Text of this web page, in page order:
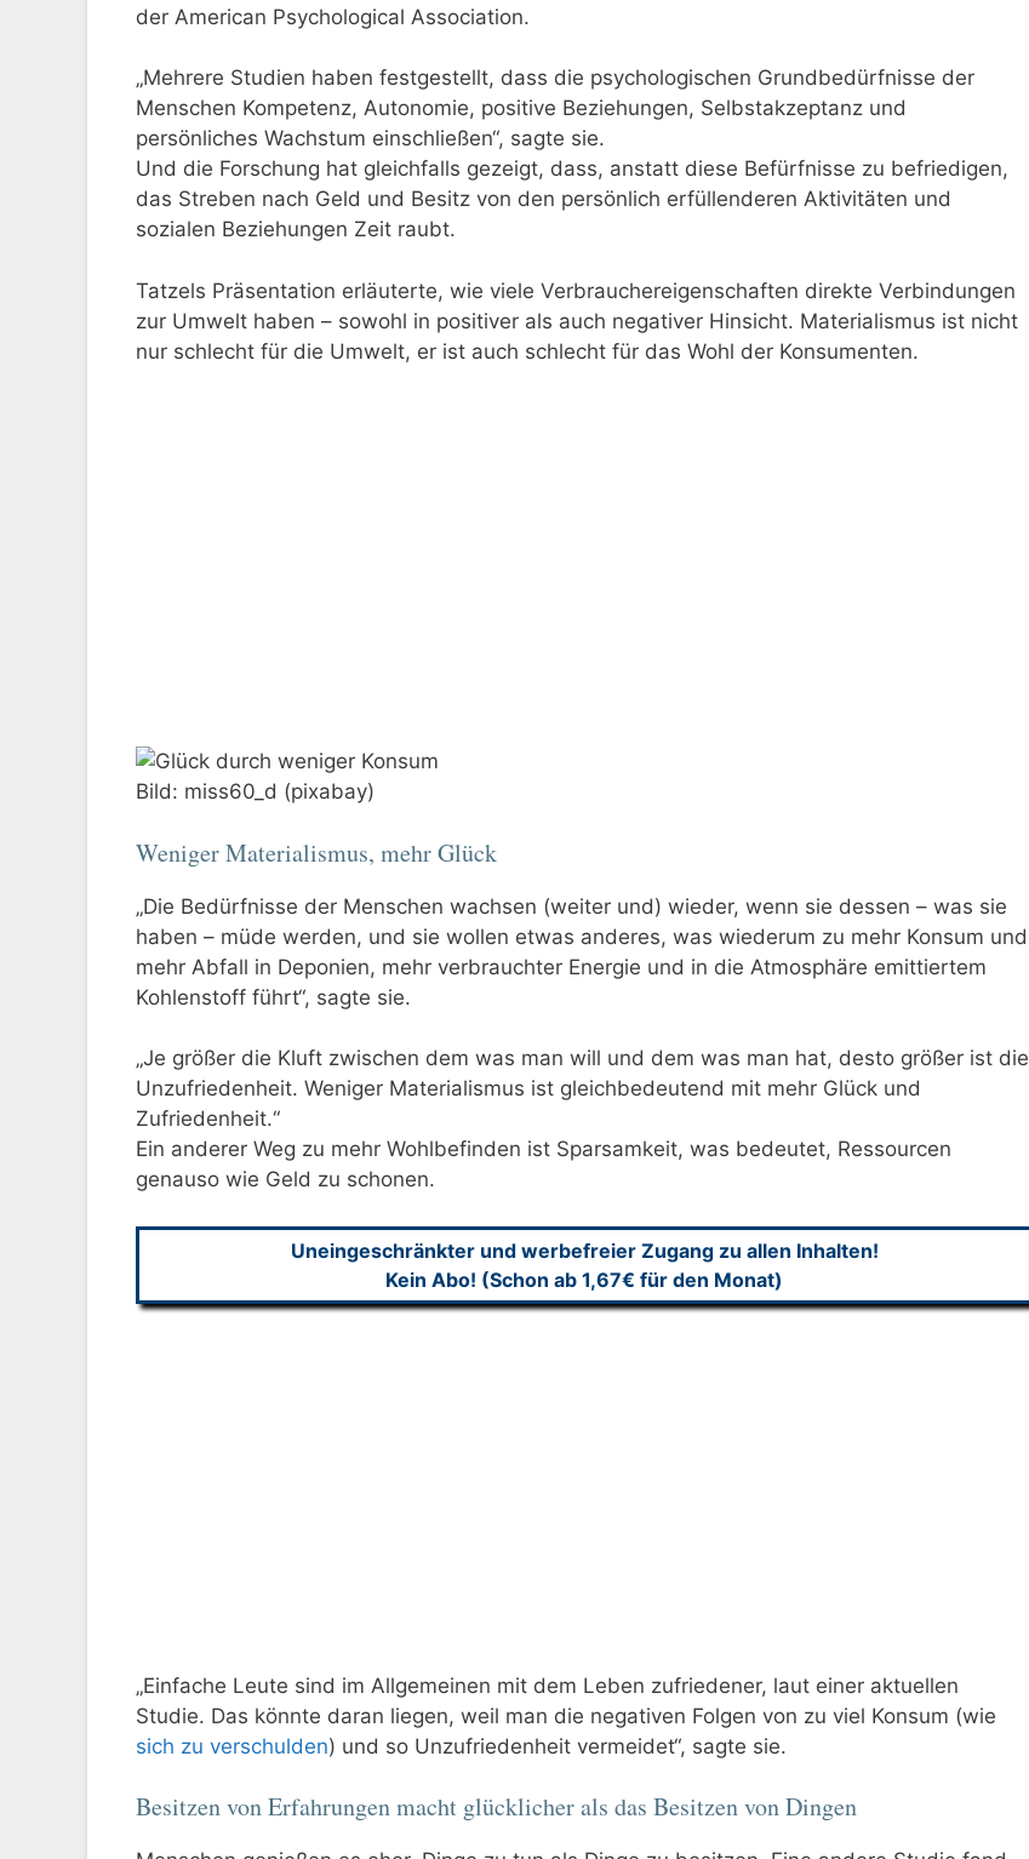
der American Psychological Association.
„Mehrere Studien haben festgestellt, dass die psychologischen Grundbedürfnisse der
Menschen Kompetenz, Autonomie, positive Beziehungen, Selbstakzeptanz und
persönliches Wachstum einschließen“, sagte sie.
Und die Forschung hat gleichfalls gezeigt, dass, anstatt diese Befürfnisse zu befriedigen,
das Streben nach Geld und Besitz von den persönlich erfüllenderen Aktivitäten und
sozialen Beziehungen Zeit raubt.
Tatzels Präsentation erläuterte, wie viele Verbrauchereigenschaften direkte Verbindungen
zur Umwelt haben – sowohl in positiver als auch negativer Hinsicht. Materialismus ist nicht
nur schlecht für die Umwelt, er ist auch schlecht für das Wohl der Konsumenten.
Bild: miss60_d (pixabay)
Weniger Materialismus, mehr Glück
„Die Bedürfnisse der Menschen wachsen (weiter und) wieder, wenn sie dessen – was sie
haben – müde werden, und sie wollen etwas anderes, was wiederum zu mehr Konsum und
mehr Abfall in Deponien, mehr verbrauchter Energie und in die Atmosphäre emittiertem
Kohlenstoff führt“, sagte sie.
„Je größer die Kluft zwischen dem was man will und dem was man hat, desto größer ist die
Unzufriedenheit. Weniger Materialismus ist gleichbedeutend mit mehr Glück und
Zufriedenheit.“
Ein anderer Weg zu mehr Wohlbefinden ist Sparsamkeit, was bedeutet, Ressourcen
genauso wie Geld zu schonen.
Uneingeschränkter und werbefreier Zugang zu allen Inhalten!
Kein Abo! (Schon ab 1,67€ für den Monat)
„Einfache Leute sind im Allgemeinen mit dem Leben zufriedener, laut einer aktuellen
Studie. Das könnte daran liegen, weil man die negativen Folgen von zu viel Konsum (wie
sich zu verschulden) und so Unzufriedenheit vermeidet“, sagte sie.
Besitzen von Erfahrungen macht glücklicher als das Besitzen von Dingen